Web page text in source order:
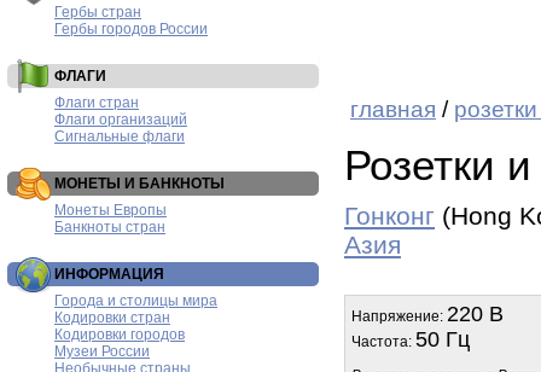
Гербы стран
Гербы городов России
ФЛАГИ
Флаги стран
Флаги организаций
Сигнальные флаги
МОНЕТЫ И БАНКНОТЫ
Монеты Европы
Банкноты стран
ИНФОРМАЦИЯ
Города и столицы мира
Кодировки стран
Кодировки городов
Музеи России
Необычные страны
главная /
Розетки
Гонконг (Hong
Азия
Напряжение: 220 В
Частота: 50 Гц